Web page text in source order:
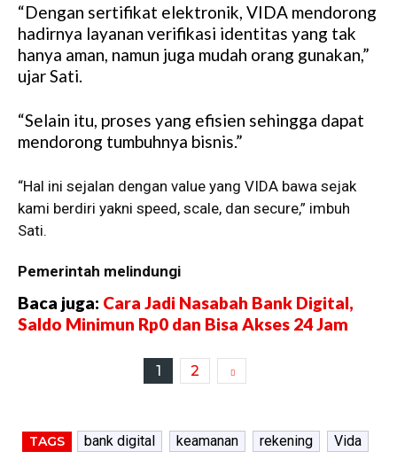
“Dengan sertifikat elektronik, VIDA mendorong
hadirnya layanan verifikasi identitas yang tak
hanya aman, namun juga mudah orang gunakan,”
ujar Sati.
“Selain itu, proses yang efisien sehingga dapat
mendorong tumbuhnya bisnis.”
“Hal ini sejalan dengan value yang VIDA bawa sejak
kami berdiri yakni speed, scale, dan secure,” imbuh
Sati.
Pemerintah melindungi
Baca juga: Cara Jadi Nasabah Bank Digital,
Saldo Minimun Rp0 dan Bisa Akses 24 Jam
1 2
TAGS bank digital keamanan rekening Vida